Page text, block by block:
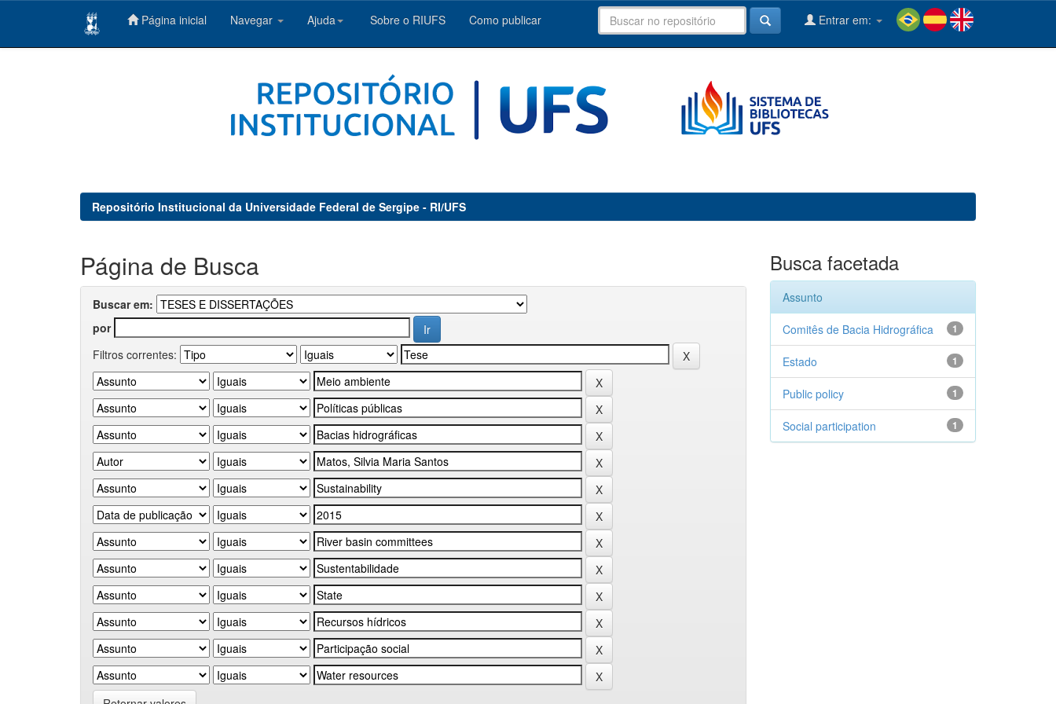
Página inicial Navegar Ajuda Sobre o RIUFS Como publicar Entrar em:
Repositório Institucional da Universidade Federal de Sergipe - RI/UFS
Página de Busca
Buscar em:
por
Filtros correntes:
Busca facetada
Assunto
1
Comitês de Bacia Hidrográfica
1
Estado
1
Public policy
1
Social participation